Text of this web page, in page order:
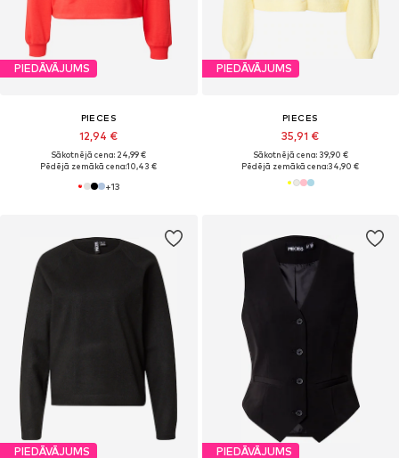
PIEDĀVĀJUMS
PIECES
12,94 €
Sākotnējā cena: 24,99 €
Pēdējā zemākā cena:10,43 €
+13
PIEDĀVĀJUMS
PIECES
35,91 €
Sākotnējā cena: 39,90 €
Pēdējā zemākā cena:34,90 €
PIEDĀVĀJUMS PIEDĀVĀJUMS